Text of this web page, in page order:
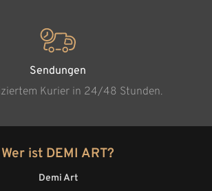
Sendungen
Kurier in 24/48 Stunden.
Wer ist DEMI ART?
Demi Art